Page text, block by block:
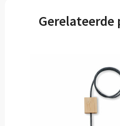
Gerelateerde